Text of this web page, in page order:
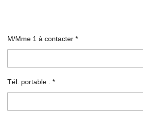
M/Mme 1 à contacter *
Tél. portable : *